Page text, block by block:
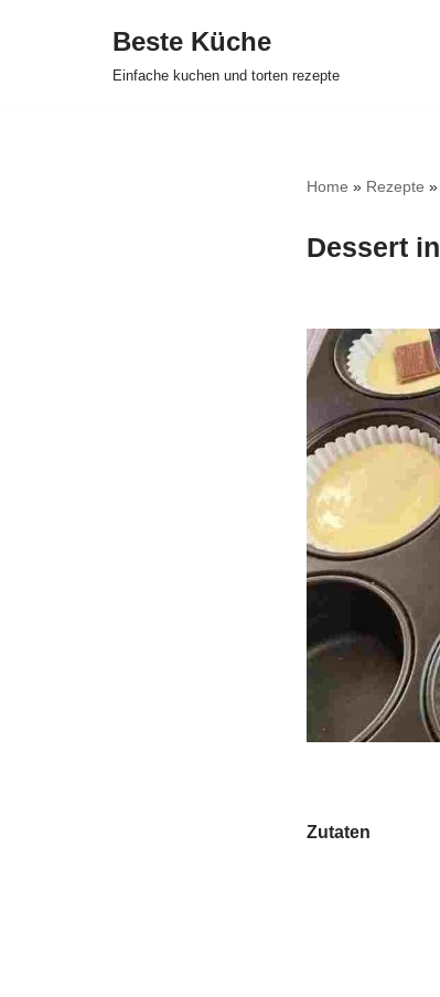
Beste Küche
Einfache kuchen und torten rezepte
Home » Rezepte »
Dessert
Zutaten